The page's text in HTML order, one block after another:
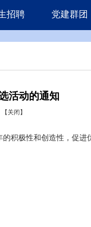
招聘 党建群团
活动的通知
【关闭】
积极性和创造性，促